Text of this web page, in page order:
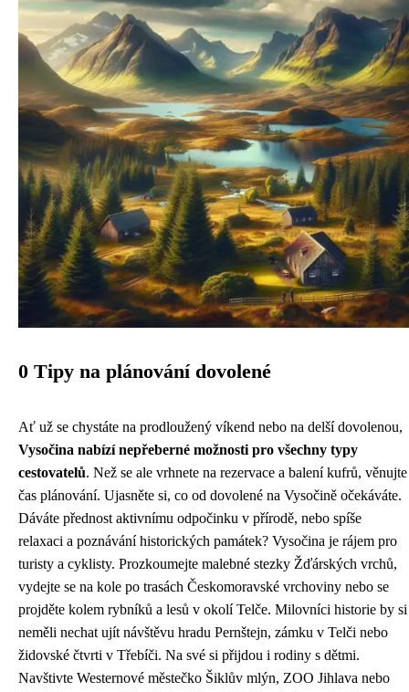
0 Tipy na plánování dovolené
Ať už se chystáte na prodloužený víkend nebo na delší dovolenou,
Vysočina nabízí nepřeberné možnosti pro všechny typy
cestovatelů. Než se ale vrhnete na rezervace a balení kufrů, věnujte
čas plánování. Ujasněte si, co od dovolené na Vysočině očekáváte.
Dáváte přednost aktivnímu odpočinku v přírodě, nebo spíše
relaxaci a poznávání historických památek? Vysočina je rájem pro
turisty a cyklisty. Prozkoumejte malebné stezky Žďárských vrchů,
vydejte se na kole po trasách Českomoravské vrchoviny nebo se
projděte kolem rybníků a lesů v okolí Telče. Milovníci historie by si
neměli nechat ujít návštěvu hradu Pernštejn, zámku v Telči nebo
židovské čtvrti v Třebíči. Na své si přijdou i rodiny s dětmi.
Navštivte Westernové městečko Šiklův mlýn, ZOO Jihlava nebo